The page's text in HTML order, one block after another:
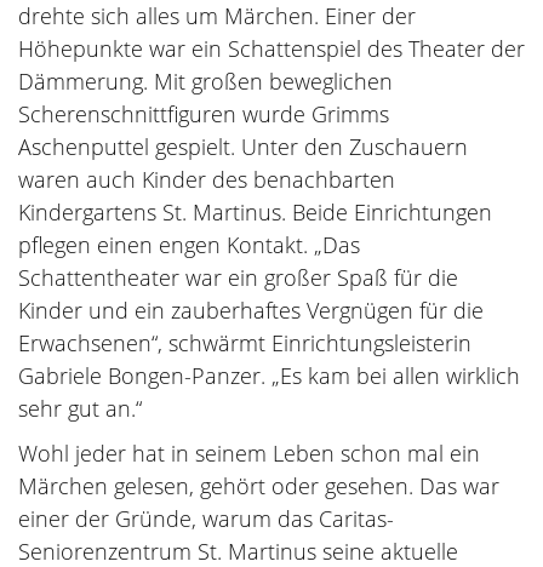
drehte sich alles um Märchen. Einer der
Höhepunkte war ein Schattenspiel des Theater der
Dämmerung. Mit großen beweglichen
Scherenschnittfiguren wurde Grimms
Aschenputtel gespielt. Unter den Zuschauern
waren auch Kinder des benachbarten
Kindergartens St. Martinus. Beide Einrichtungen
pflegen einen engen Kontakt. „Das
Schattentheater war ein großer Spaß für die
Kinder und ein zauberhaftes Vergnügen für die
Erwachsenen“, schwärmt Einrichtungsleisterin
Gabriele Bongen-Panzer. „Es kam bei allen wirklich
sehr gut an.“
Wohl jeder hat in seinem Leben schon mal ein
Märchen gelesen, gehört oder gesehen. Das war
einer der Gründe, warum das Caritas-
Seniorenzentrum St. Martinus seine aktuelle